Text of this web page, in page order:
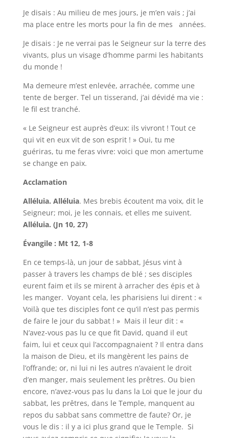
Je disais : Au milieu de mes jours, je m’en vais ; j’ai
ma place entre les morts pour la fin de mes années.
Je disais : Je ne verrai pas le Seigneur sur la terre des
vivants, plus un visage d’homme parmi les habitants
du monde !
Ma demeure m’est enlevée, arrachée, comme une
tente de berger. Tel un tisserand, j’ai dévidé ma vie :
le fil est tranché.
« Le Seigneur est auprès d’eux: ils vivront ! Tout ce
qui vit en eux vit de son esprit ! » Oui, tu me
guériras, tu me feras vivre: voici que mon amertume
se change en paix.
Acclamation
Alléluia. Alléluia. Mes brebis écoutent ma voix, dit le
Seigneur; moi, je les connais, et elles me suivent.
Alléluia. (Jn 10, 27)
Évangile : Mt 12, 1-8
En ce temps-là, un jour de sabbat, Jésus vint à
passer à travers les champs de blé ; ses disciples
eurent faim et ils se mirent à arracher des épis et à
les manger. Voyant cela, les pharisiens lui dirent : «
Voilà que tes disciples font ce qu’il n’est pas permis
de faire le jour du sabbat ! » Mais il leur dit : «
N’avez-vous pas lu ce que fit David, quand il eut
faim, lui et ceux qui l’accompagnaient ? Il entra dans
la maison de Dieu, et ils mangèrent les pains de
l’offrande; or, ni lui ni les autres n’avaient le droit
d’en manger, mais seulement les prêtres. Ou bien
encore, n’avez-vous pas lu dans la Loi que le jour du
sabbat, les prêtres, dans le Temple, manquent au
repos du sabbat sans commettre de faute? Or, je
vous le dis : il y a ici plus grand que le Temple. Si